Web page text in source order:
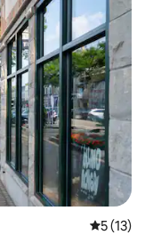
5 (13)